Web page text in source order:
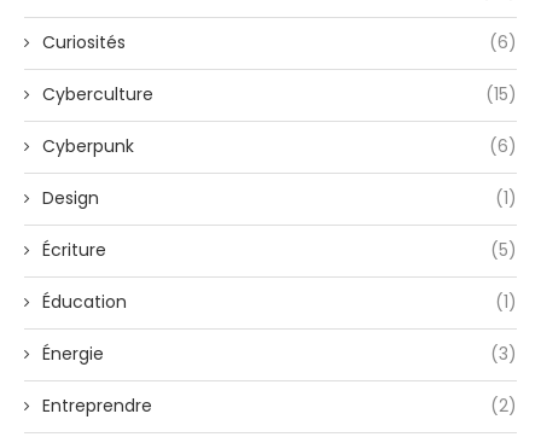
Curiosités (6)
Cyberculture (15)
Cyberpunk (6)
Design (1)
Écriture (5)
Éducation (1)
Énergie (3)
Entreprendre (2)